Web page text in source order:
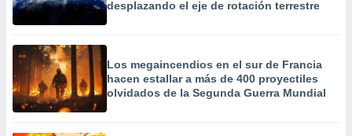
desplazando el eje de rotación terrestre
Los megaincendios en el sur de Francia
hacen estallar a más de 400 proyectiles
olvidados de la Segunda Guerra Mundial